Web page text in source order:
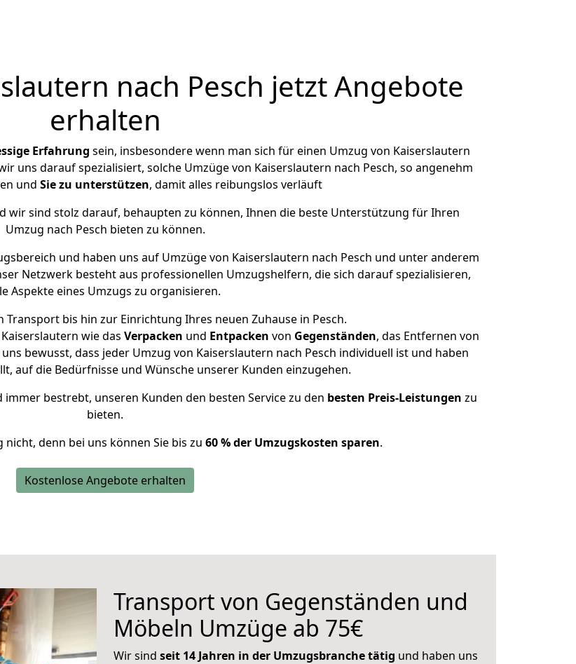
nach Pesch jetzt Angebote
erhalten
Erfahrung sein, insbesondere wenn man sich für einen Umzug von Kaiserslautern
uns darauf spezialisiert, solche Umzüge von Kaiserslautern nach Pesch, so angenehm
und Sie zu unterstützen, damit alles reibungslos verläuft
wir sind stolz darauf, behaupten zu können, Ihnen die beste Unterstützung für Ihren
Umzug nach Pesch bieten zu können.
und haben uns auf Umzüge von Kaiserslautern nach Pesch und unter anderem
Netzwerk besteht aus professionellen Umzugshelfern, die sich darauf spezialisieren,
Aspekte eines Umzugs zu organisieren.
Transport bis hin zur Einrichtung Ihres neuen Zuhause in Pesch.
wie das Verpacken und Entpacken von Gegenständen, das Entfernen von
bewusst, dass jeder Umzug von Kaiserslautern nach Pesch individuell ist und haben
auf die Bedürfnisse und Wünsche unserer Kunden einzugehen.
immer bestrebt, unseren Kunden den besten Service zu den besten Preis-Leistungen zu
bieten.
denn bei uns können Sie bis zu 60 % der Umzugskosten sparen.
Kostenlose Angebote erhalten
Transport von Gegenständen und
Möbeln Umzüge ab 75€
Wir sind seit 14 Jahren in der Umzugsbranche tätig und haben uns